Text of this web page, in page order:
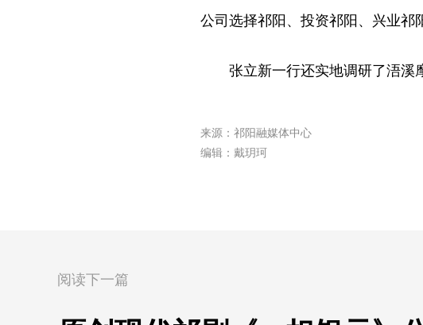
公司选择祁阳、投资祁阳、兴业祁
张立新一行还实地调研了浯溪
来源：祁阳融媒体中心
编辑：戴玥珂
阅读下一篇